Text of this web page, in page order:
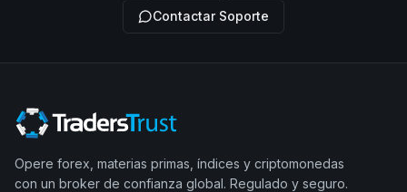
Contactar Soporte
Opere forex, materias primas, índices y criptomonedas
con un broker de confianza global. Regulado y seguro.